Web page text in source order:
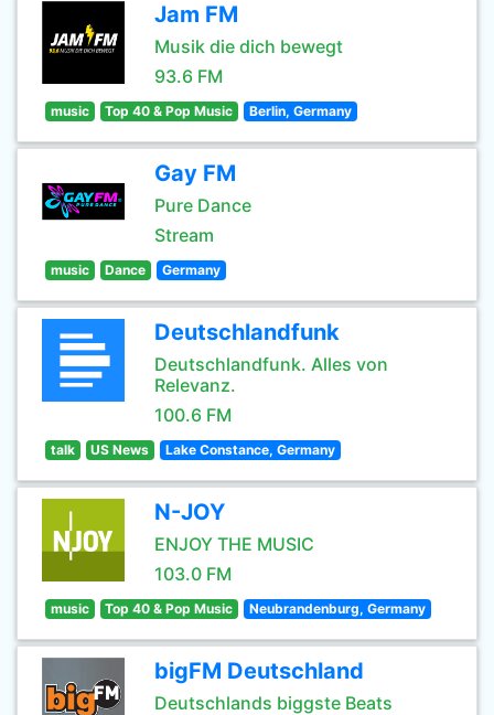
Jam FM
Musik die dich bewegt
93.6 FM
music Top 40 & Pop Music Berlin, Germany
Gay FM
Pure Dance
Stream
music Dance Germany
Deutschlandfunk
Deutschlandfunk. Alles von
Relevanz.
100.6 FM
talk US News Lake Constance, Germany
N-JOY
ENJOY THE MUSIC
103.0 FM
music Top 40 & Pop Music Neubrandenburg, Germany
bigFM Deutschland
Deutschlands biggste Beats